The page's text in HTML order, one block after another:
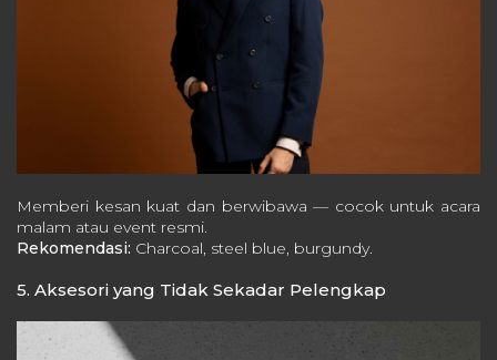
Memberi kesan kuat dan berwibawa — cocok untuk acara
malam atau event resmi.
Rekomendasi: Charcoal, steel blue, burgundy.
5. Aksesori yang Tidak Sekadar Pelengkap